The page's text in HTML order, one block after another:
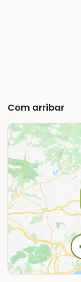
Com arribar